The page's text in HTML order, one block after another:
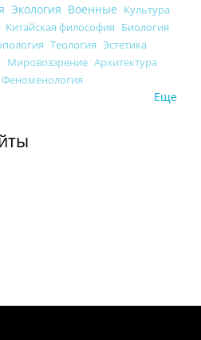
Экология Военные Культура
Китайская философия Биология
Теология Эстетика
Мировоззрение Архитектура
Феноменология
Еще